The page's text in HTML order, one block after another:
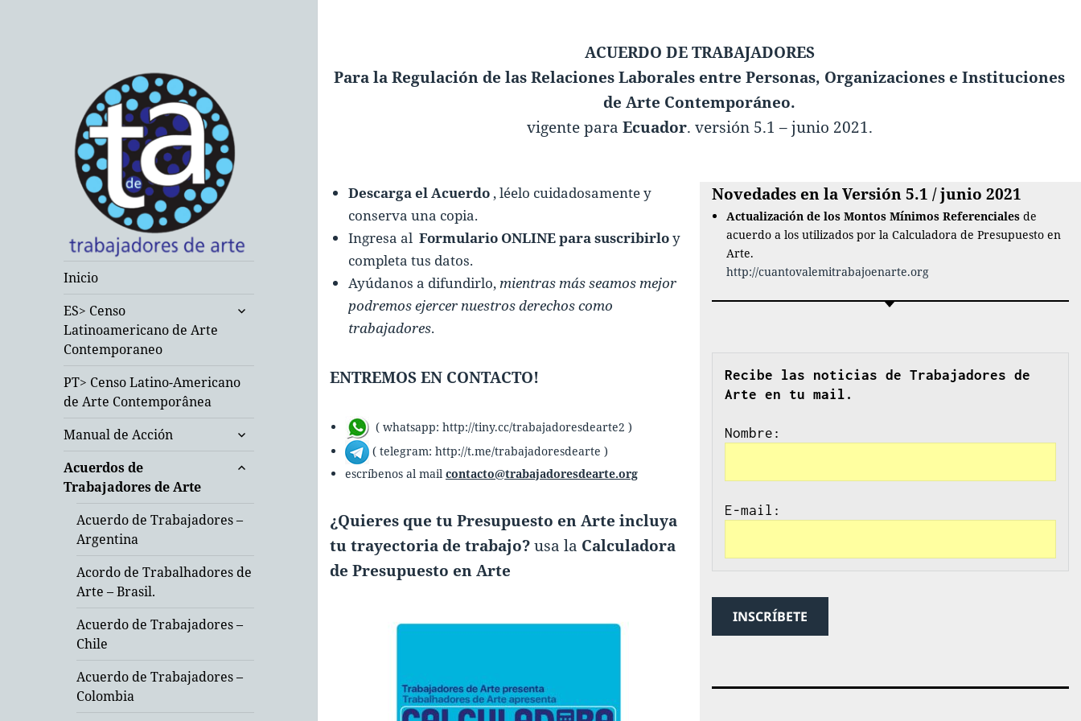
Trabajadores de
Arte
Contemporáneo
– América Latina
Inicio
ES> Censo
Latinoamericano de Arte
Contemporaneo
expande
PT> Censo Latino-Americano
de Arte Contemporânea
Manual de Acción
expande
menú
Acuerdos de
Trabajadores de Arte
expande
inferior
Acuerdo de Trabajadores –
Argentina
Acordo de Trabalhadores de
Arte – Brasil.
Acuerdo de Trabajadores –
Chile
Acuerdo de Trabajadores –
Colombia
ACUERDO DE TRABAJADORES
Para la Regulación de las Relaciones Laborales entre Personas, Organizaciones e Instituciones
de Arte Contemporáneo.
vigente para Ecuador. versión 5.1 – junio 2021.
Descarga el Acuerdo , léelo cuidadosamente y
conserva una copia.
Ingresa al Formulario ONLINE para suscribirloy
completa tus datos.
Ayúdanos a difundirlo,mientras más seamos mejor
podremos ejercer nuestros derechos como
trabajadores.
ENTREMOS EN CONTACTO!
( whatsapp: http://tiny.cc/trabajadoresdearte2 )
( telegram: http://t.me/trabajadoresdearte )
escríbenos al mail contacto@trabajadoresdearte.org
¿Quieres que tu Presupuesto en Arte incluya
tu trayectoria de trabajo?usa la Calculadora
de Presupuesto en Arte
Novedades en la Versión 5.1 / junio 2021
Actualización de los Montos MínimosReferenciales de
acuerdo a los utilizados por la Calculadora de Presupuesto en
Arte.
http://cuantovalemitrabajoenarte.org
Recibe las noticias de Trabajadores de
Arte en tu mail.
Nombre
E-mail: